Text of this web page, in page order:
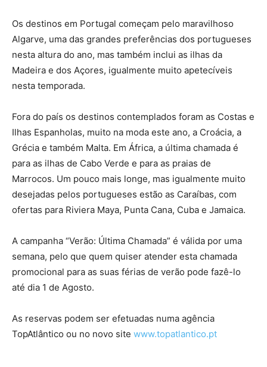
Os destinos em Portugal começam pelo maravilhoso
Algarve, uma das grandes preferências dos portugueses
nesta altura do ano, mas também inclui as ilhas da
Madeira e dos Açores, igualmente muito apetecíveis
nesta temporada.
Fora do país os destinos contemplados foram as Costas e
Ilhas Espanholas, muito na moda este ano, a Croácia, a
Grécia e também Malta. Em África, a última chamada é
para as ilhas de Cabo Verde e para as praias de
Marrocos. Um pouco mais longe, mas igualmente muito
desejadas pelos portugueses estão as Caraíbas, com
ofertas para Riviera Maya, Punta Cana, Cuba e Jamaica.
A campanha “Verão: Última Chamada” é válida por uma
semana, pelo que quem quiser atender esta chamada
promocional para as suas férias de verão pode fazê-lo
até dia 1 de Agosto.
As reservas podem ser efetuadas numa agência
TopAtlântico ou no novo site www.topatlantico.pt